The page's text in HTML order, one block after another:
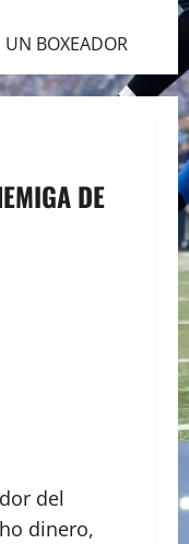
BOXEADOR
DE
del
dinero,